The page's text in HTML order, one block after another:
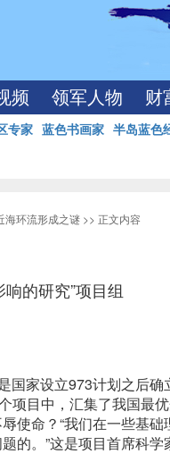
频 领军人物 财
专家 蓝色书画家 半岛蓝色
海环流形成之谜 >> 正文内容
的研究”项目组
国家设立973计划之后
项目中，汇集了我国最
使命？“我们在一些基
。”这是项目首席科学